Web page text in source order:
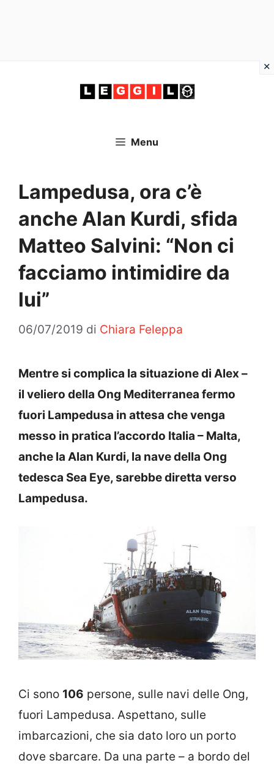
Menu
Lampedusa, ora c’è
anche Alan Kurdi, sfida
Matteo Salvini: “Non ci
facciamo intimidire da
lui”
06/07/2019 di Chiara Feleppa
Mentre si complica la situazione di Alex –
il veliero della Ong Mediterranea fermo
fuori Lampedusa in attesa che venga
messo in pratica l’accordo Italia – Malta,
anche la Alan Kurdi, la nave della Ong
tedesca Sea Eye, sarebbe diretta verso
Lampedusa.
Ci sono 106 persone, sulle navi delle Ong,
fuori Lampedusa. Aspettano, sulle
imbarcazioni, che sia dato loro un porto
dove sbarcare. Da una parte – a bordo del